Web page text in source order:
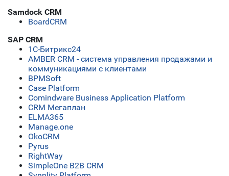
Samdock CRM
BoardCRM
SAP CRM
1С-Битрикс24
AMBER CRM - система управления продажами и
коммуникациями с клиентами
BPMSoft
Case Platform
Comindware Business Application Platform
CRM Мегаплан
ELMA365
Manage.one
OkoCRM
Pyrus
RightWay
SimpleOne B2B CRM